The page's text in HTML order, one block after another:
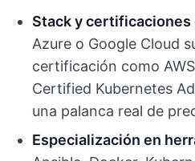
Stack y certificaciones
Azure o Google Cloud
certificación como
Certified Kubernetes
una palanca real de
Especialización en